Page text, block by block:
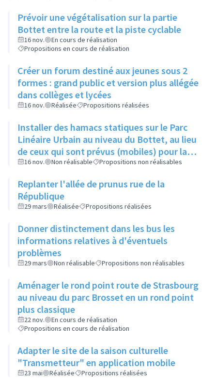
Prévoir une végétalisation sur la partie
Bottet entre la route et la piste cyclable
16 nov.
En cours de réalisation
Propositions en cours de réalisation
Créer un forum destiné aux jeunes sous 2
formes : grand public et version plus allégée
dans collèges et lycées
16 nov. Réalisée Propositions réalisées
Installer des hamacs statiques sur le Parc
Linéaire Urbain au niveau du Bottet, au lieu
de ceux qui sont prévus (mobiles) pour la
limiter la dangerosité
16 nov. Non réalisable Propositions non réalisables
Replanter l'allée de prunus rue de la
République
29 mars Réalisée Propositions réalisées
Donner distinctement dans les bus les
informations relatives à d'éventuels
problèmes
29 mars Non réalisable Propositions non réalisables
Aménager le rond point route de Strasbourg
au niveau du parc Brosset en un rond point
plus classique
22 nov.
En cours de réalisation
Propositions en cours de réalisation
Adapter le site de la saison culturelle
"Transmetteur" en application mobile
23 mai Réalisée Propositions réalisées